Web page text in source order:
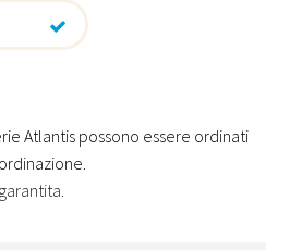
Atlantis possono essere ordinati